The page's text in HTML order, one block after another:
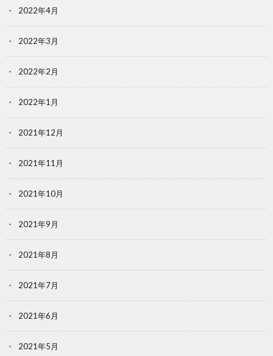
2022年4月
2022年3月
2022年2月
2022年1月
2021年12月
2021年11月
2021年10月
2021年9月
2021年8月
2021年7月
2021年6月
2021年5月